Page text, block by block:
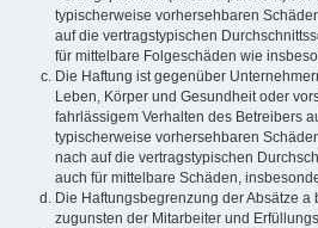
typischerweise vorhersehbaren
auf die vertragstypischen
für mittelbare Folgeschäden wie
Die Haftung ist gegenüber
Leben, Körper und Gesundheit oder
fahrlässigem Verhalten des Betreibers
typischerweise vorhersehbaren
nach auf die vertragstypischen
auch für mittelbare Schäden,
Die Haftungsbegrenzung der Absätze a
zugunsten der Mitarbeiter und